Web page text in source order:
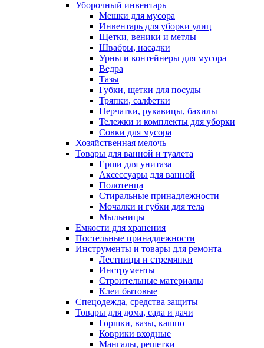
Уборочный инвентарь
Мешки для мусора
Инвентарь для уборки улиц
Щетки, веники и метлы
Швабры, насадки
Урны и контейнеры для мусора
Ведра
Тазы
Губки, щетки для посуды
Тряпки, салфетки
Перчатки, рукавицы, бахилы
Тележки и комплекты для уборки
Совки для мусора
Хозяйственная мелочь
Товары для ванной и туалета
Ерши для унитаза
Аксессуары для ванной
Полотенца
Стиральные принадлежности
Мочалки и губки для тела
Мыльницы
Емкости для хранения
Постельные принадлежности
Инструменты и товары для ремонта
Лестницы и стремянки
Инструменты
Строительные материалы
Клеи бытовые
Спецодежда, средства защиты
Товары для дома, сада и дачи
Горшки, вазы, кашпо
Коврики входные
Мангалы, решетки